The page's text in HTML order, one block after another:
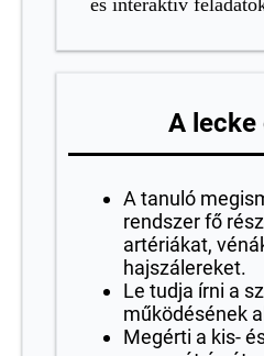
és interaktív
A lecke
A tanuló
rendszer fő
artériákat,
hajszálereket.
Le tudja írni a
működésének
Megérti a kis-